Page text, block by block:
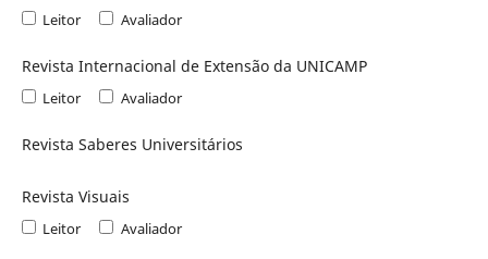
Leitor Avaliador
Revista Internacional de Extensão da UNICAMP
Leitor Avaliador
Revista Saberes Universitários
Revista Visuais
Leitor Avaliador